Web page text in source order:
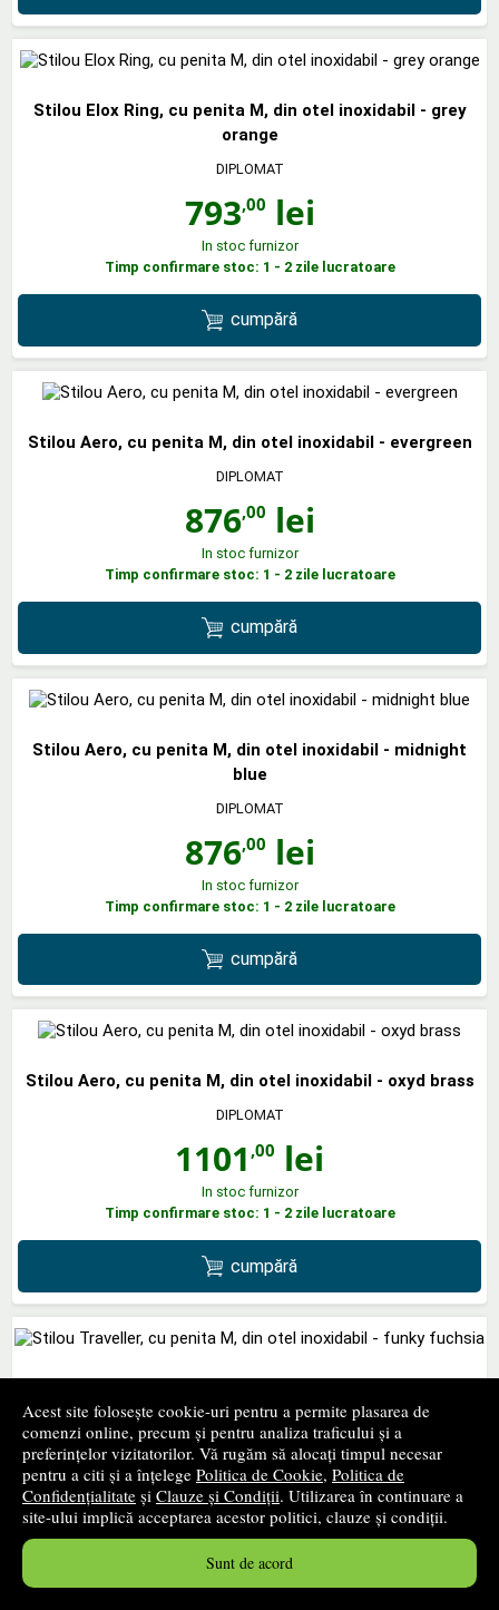
Acest site folosește cookie-uri pentru a permite plasarea de
comenzi online, precum și pentru analiza traficului și a
preferințelor vizitatorilor. Vă rugăm să alocați timpul necesar
pentru a citi și a înțelege Politica de Cookie, Politica de
Confidențialitate și Clauze și Condiții. Utilizarea în continuare a
site-ului implică acceptarea acestor politici, clauze și condiții.
Sunt de acord
Stilou Elox Ring, cu penita M, din otel inoxidabil - grey
orange
DIPLOMAT
793,00 lei
In stoc furnizor
Timp confirmare stoc: 1 - 2 zile lucratoare
cumpără
Stilou Aero, cu penita M, din otel inoxidabil - evergreen
DIPLOMAT
876,00 lei
In stoc furnizor
Timp confirmare stoc: 1 - 2 zile lucratoare
cumpără
Stilou Aero, cu penita M, din otel inoxidabil - midnight
blue
DIPLOMAT
876,00 lei
In stoc furnizor
Timp confirmare stoc: 1 - 2 zile lucratoare
cumpără
Stilou Aero, cu penita M, din otel inoxidabil - oxyd brass
DIPLOMAT
1101 ,00 lei
In stoc furnizor
Timp confirmare stoc: 1 - 2 zile lucratoare
cumpără
fuchsia
DIPLOMAT
402,00lei
In stoc furnizor